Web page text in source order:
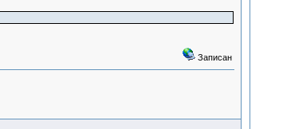
Записан